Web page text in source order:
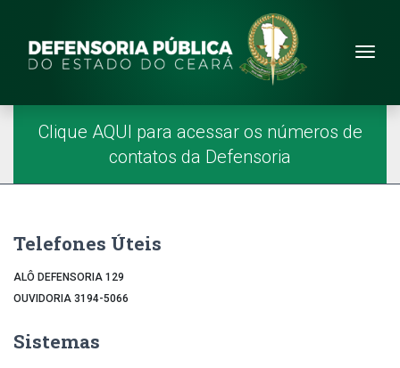
Site da Defensoria
Menu Principal
Página Inicial
Clique AQUI para acessar os números de
contatos da Defensoria
Telefones Úteis
ALÔ DEFENSORIA 129
OUVIDORIA 3194-5066
Sistemas